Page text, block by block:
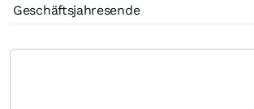
Geschäftsjahresende